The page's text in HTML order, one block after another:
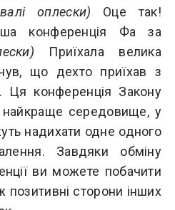
оплески) Оце так!
конференція Фа за
Приїхала велика
що дехто приїхав з
Ця конференція Закону
середовище, у
надихати одне одного
Завдяки обміну
ви можете побачити
позитивні сторони інших